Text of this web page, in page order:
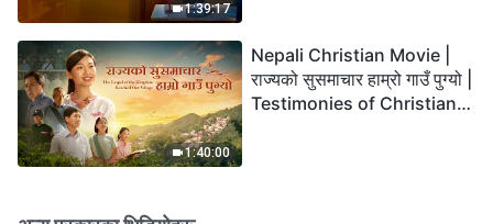
1:39:17
1:40:00
Nepali Christian Movie |
राज्यको सुसमाचार हाम्रो गाउँ पुग्यो |
Testimonies of Christians